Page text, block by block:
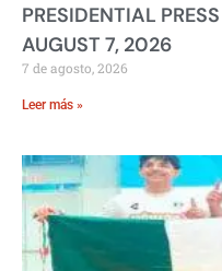
PRESIDENTIAL
AUGUST 7, 2026
7 de agosto, 2026
Leer más »